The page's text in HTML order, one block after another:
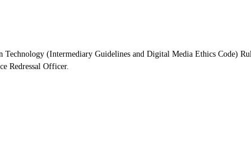
Technology (Intermediary Guidelines and Digital Media Ethics Code)
Redressal Officer.